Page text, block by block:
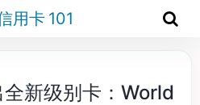
用卡 101
新级别卡：World